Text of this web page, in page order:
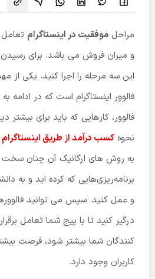
مراحل موفقیت در اینستاگرام تعامل
و میزان فروش می باشد. برای
این سه مرحله را اجرا کنید. یکی از
فالوور اینستاگرام است که در
فالوور، کارهایی که باید برای
نحوه کسب درآمد از طریق اینستاگرام
به روش های ارگانیک آن چنان سخت
برنامه‌ریزی‌هایی که کرده اید و به
و عمل کنید. سپس می توانید
درگیر کنید تا با پیج شما تعامل
کنندگان شما بیشتر شود، فرصت
کاربران وجود دارد.